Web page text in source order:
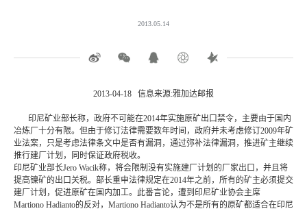
2013.05.14
2013-04-18 信息来源:雅加达邮报
印尼矿业部长称，政府不可能在2014年实施原矿出口禁令，主要由于国内
冶炼厂十分有限。但由于修订法律需要数年时间，政府并未考虑修订2009年矿
业法案，只是考虑法律条文中是否有漏洞，通过弥补法律漏洞，推进矿主继续
推行建厂计划，同时保证政府税收。
印尼矿业部长Jero Wacik称，将会限制没有实施建厂计划的厂家出口，并且将
提高镍矿的出口关税。部长重申法律规定在2014年之前，所有的矿主必须提交
建厂计划，促进原矿在国内加工。此番言论，遭到印尼矿业协会主席
Martiono Hadianto的反对，Martiono Hadianto认为不是所有的原矿都适合在印尼